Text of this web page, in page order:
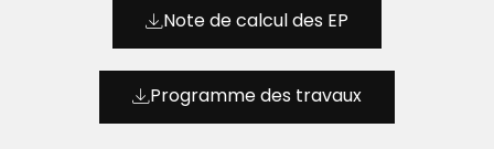
Note de calcul des EP
Programme des travaux